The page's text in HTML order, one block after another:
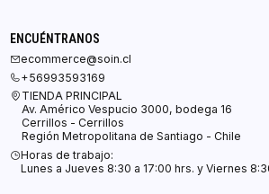
ENCUÉNTRANOS
ecommerce@soin.cl
+56993593169
TIENDA PRINCIPAL
Av. Américo Vespucio 3000, bodega 16
Cerrillos - Cerrillos
Región Metropolitana de Santiago - Chile
Horas de trabajo:
Lunes a Jueves 8:30 a 17:00 hrs. y Viernes